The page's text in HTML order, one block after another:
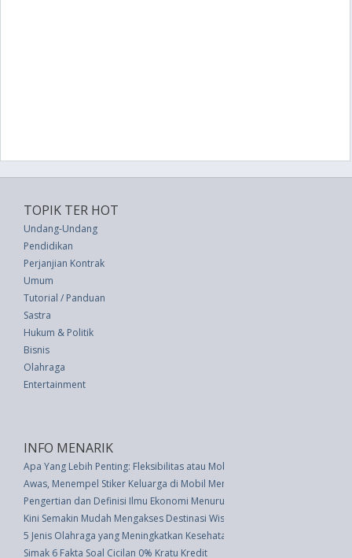
TOPIK TER HOT
Undang-Undang
Pendidikan
Perjanjian Kontrak
Umum
Tutorial / Panduan
Sastra
Hukum & Politik
Bisnis
Olahraga
Entertainment
INFO MENARIK
Apa Yang Lebih Penting: Fleksibilitas atau Mobilitas?
Awas, Menempel Stiker Keluarga di Mobil Mengundang Kejahatan
Pengertian dan Definisi Ilmu Ekonomi Menurut Para Ahli
Kini Semakin Mudah Mengakses Destinasi Wisata Papua
5 Jenis Olahraga yang Meningkatkan Kesehatan Otak
Simak 6 Fakta Soal Cicilan 0% Kratu Kredit